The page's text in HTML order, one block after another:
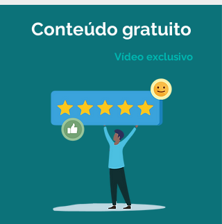
Conteúdo gratuito
Vídeo exclusivo